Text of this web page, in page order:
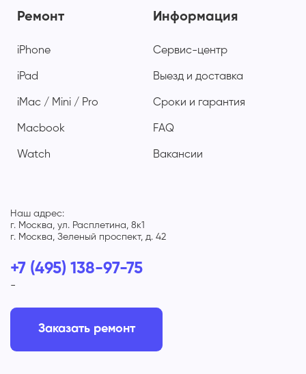
Ремонт
iPhone
iPad
iMac / Mini / Pro
Macbook
Watch
Информация
Сервис-центр
Выезд и доставка
Сроки и гарантия
FAQ
Вакансии
Наш адрес:
г. Москва, ул. Расплетина, 8к1
г. Москва, Зеленый проспект, д. 42
+7 (495) 138-97-75
-
Заказать ремонт